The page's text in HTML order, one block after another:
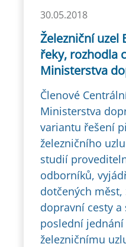
30.05.2018
Železniční uzel
řeky, rozhodla
Ministerstva
Členové
Ministerstva
variantu řešení
železničního
studií
odborníků,
dotčených měst,
dopravní cesty
poslední
železničnímu